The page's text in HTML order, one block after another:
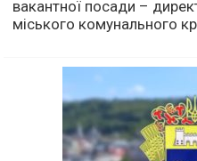
вакантної посади –
міського комунального